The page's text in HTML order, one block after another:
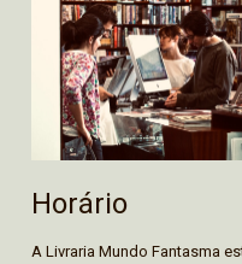
Horário
A Livraria Mundo Fantasma